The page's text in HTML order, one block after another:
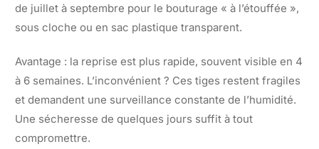
de juillet à septembre pour le bouturage « à l’étouffée »,
sous cloche ou en sac plastique transparent.
Avantage : la reprise est plus rapide, souvent visible en 4
à 6 semaines. L’inconvénient ? Ces tiges restent fragiles
et demandent une surveillance constante de l’humidité.
Une sécheresse de quelques jours suffit à tout
compromettre.